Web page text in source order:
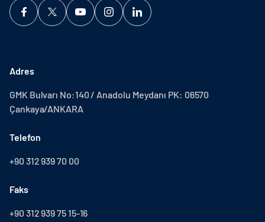
Adres
GMK Bulvarı No:140 / Anadolu Meydanı PK: 06570
Çankaya/ANKARA
Telefon
+90 312 939 70 00
Faks
+90 312 939 75 15-16